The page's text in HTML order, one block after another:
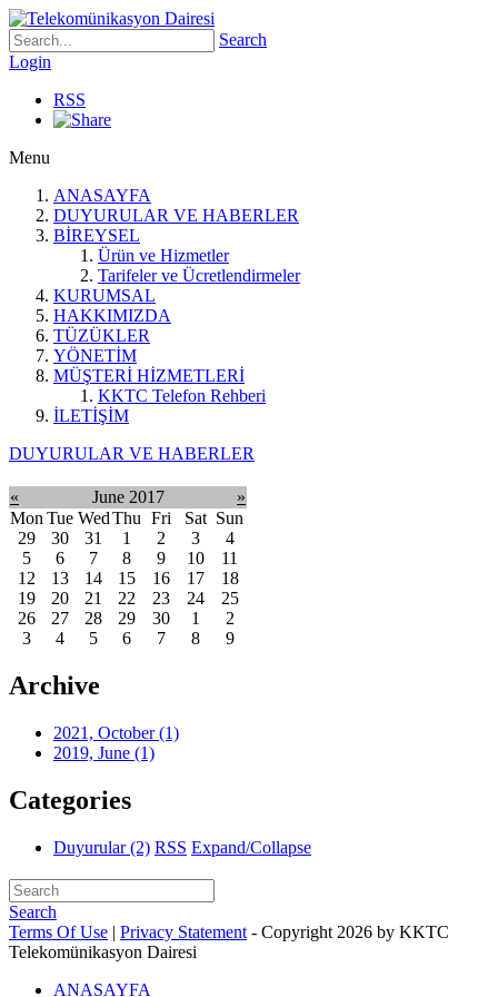
Search
Login
RSS
Menu
ANASAYFA
DUYURULAR VE HABERLER
BİREYSEL
Ürün ve Hizmetler
Tarifeler ve Ücretlendirmeler
KURUMSAL
HAKKIMIZDA
TÜZÜKLER
YÖNETİM
MÜŞTERİ HİZMETLERİ
KKTC Telefon Rehberi
İLETİŞİM
DUYURULAR VE HABERLER
« June 2017
»
Mon Tue WedThu Fri Sat Sun
29
30 31 1 2 3
4
5
6 7 8 9 10
11
12
13 14 15 16 17
18
19
20 21 22 23 24
25
26
27 28 29 30 1
2
3
4 5 6 7 8 9
Archive
2021, October(1)
2019, June (1)
Categories
Duyurular(2) RSS Expand/Collapse
Search
Terms Of Use | Privacy Statement- Copyright 2026 by KKTC
Telekomünikasyon Dairesi
ANASAYFA